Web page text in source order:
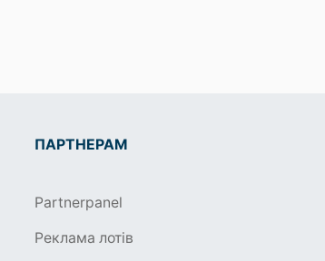
ПАРТНЕРАМ
Partnerpanel
Реклама лотів